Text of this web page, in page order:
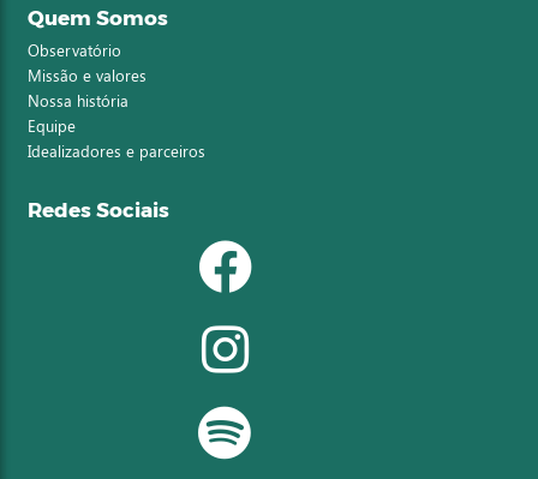
Quem Somos
Observatório
Missão e valores
Nossa história
Equipe
Idealizadores e parceiros
Redes Sociais